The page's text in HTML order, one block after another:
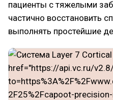
пациенты с тяжелыми
частично восстановить
выполнять простейшие